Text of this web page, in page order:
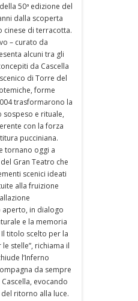
50ª edizione del
dalla scoperta
cinese di terracotta.
– curato da
alcuni tra gli
da Cascella
di Torre del
forme
trasformarono la
sospeso e rituale,
con la forza
pucciniana.
tornano oggi a
Gran Teatro che
scenici ideati
alla fruizione
aperto, in dialogo
e la memoria
titolo scelto per la
stelle”, richiama il
l’Inferno
da sempre
evocando
ritorno alla luce.